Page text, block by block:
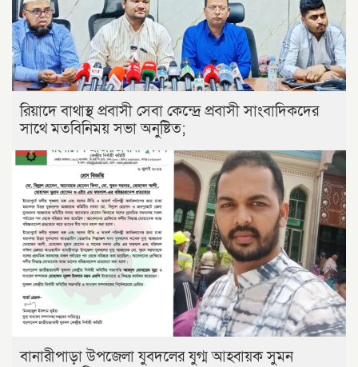
রিয়াদে বাথাস্থ প্রবাসী সেবা কেন্দ্রে প্রবাসী সাংবাদিকদের
সাথে মতবিনিময় সভা অনুষ্টিত;
বানারীপাড়া উপজেলা যুবদলের যুগ্ম আহ্বায়ক সুমন